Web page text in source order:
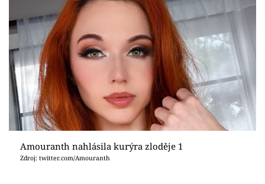
Virály
Sex a vztahy
Videa
Sledujte prima+
Přihlášení
Amouranth nahlásila kurýra zloděje 1
Zdroj: twitter.com/Amouranth